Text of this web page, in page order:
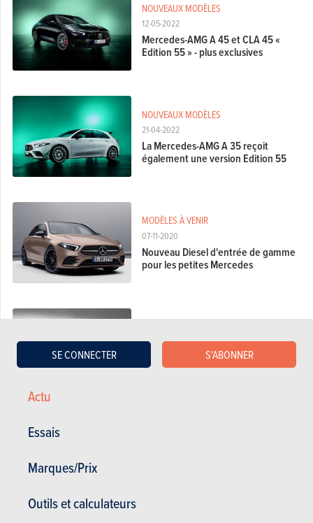
Actu
Essais
Marques/Prix
Outils et calculateurs
SE CONNECTER S'ABONNER
12-05-2022
NOUVEAUX MODÈLES
Mercedes-AMG A 45 et CLA 45 «
Edition 55 » - plus exclusives
21-04-2022
NOUVEAUX MODÈLES
La Mercedes-AMG A 35 reçoit
également une version Edition 55
07-11-2020
MODÈLES À VENIR
Nouveau Diesel d'entrée de gamme
pour les petites Mercedes
25-09-2020
La Golf reine des ventes en Europe
en aout